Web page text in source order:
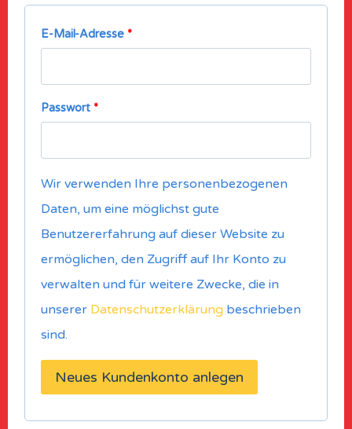
E-Mail-Adresse *
Passwort *
Wir verwenden Ihre personenbezogenen
Daten, um eine möglichst gute
Benutzererfahrung auf dieser Website zu
ermöglichen, den Zugriff auf Ihr Konto zu
verwalten und für weitere Zwecke, die in
unserer Datenschutzerklärung beschrieben
sind.
Neues Kundenkonto anlegen